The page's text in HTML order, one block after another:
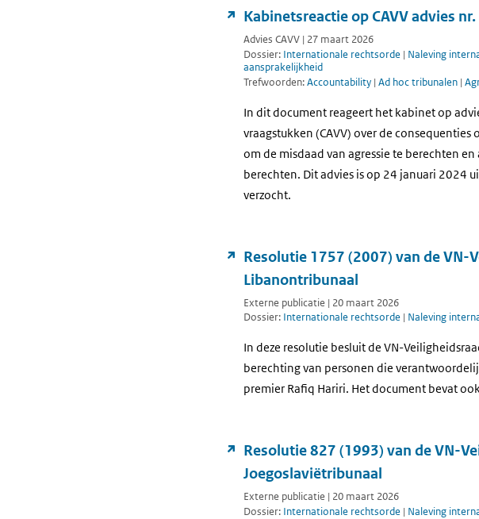
Kabinetsreactie op CAVV advies
Advies CAVV | 27 maart 2026
Dossier: Internationale rechtsorde | Naleving
aansprakelijkheid
Trefwoorden:Accountability | Ad hoc tribunalen |
In dit document reageert het kabinet op
vraagstukken (CAVV) over de
om de misdaad van agressie te berechten
berechten. Dit advies is op 24 januari 2024
verzocht.
Resolutie 1757 (2007) van de
Libanontribunaal
Externe publicatie | 20 maart 2026
Dossier: Internationale rechtsorde | Naleving
In deze resolutie besluit de VN-
berechting van personen die
premier Rafiq Hariri. Het document bevat
Resolutie 827 (1993) van de VN-
Joegoslaviëtribunaal
Externe publicatie | 20 maart 2026
Dossier: Internationale rechtsorde | Naleving